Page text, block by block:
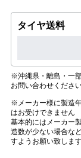
タイヤ送料
※沖縄県・離島・一
お問い合わせください
※メーカー様に製造
はお受けできません
基本的にはメーカー
造数が少ない場合な
すようお願い致します